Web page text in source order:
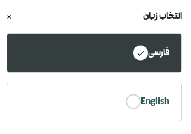
خانه/خدمات پس از فروش
انتخاب زبان ×
فارسی
English